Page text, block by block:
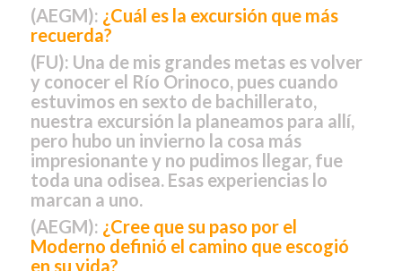
(AEGM): ¿Cuál es la excursión que más
recuerda?
(FU): Una de mis grandes metas es volver
y conocer el Río Orinoco, pues cuando
estuvimos en sexto de bachillerato,
nuestra excursión la planeamos para allí,
pero hubo un invierno la cosa más
impresionante y no pudimos llegar, fue
toda una odisea. Esas experiencias lo
marcan a uno.
(AEGM): ¿Cree que su paso por el
Moderno definió el camino que escogió
en su vida?